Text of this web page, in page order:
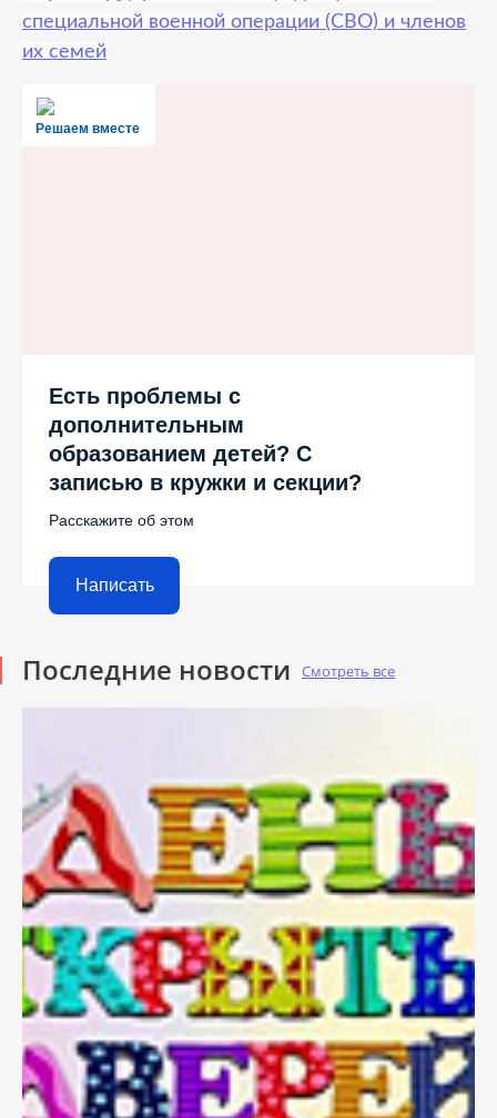
специальной военной операции (СВО) и членов
их семей
Решаем вместе
Есть проблемы с
дополнительным
образованием детей? С
записью в кружки и секции?
Расскажите об этом
Написать
Последние новости Смотреть все